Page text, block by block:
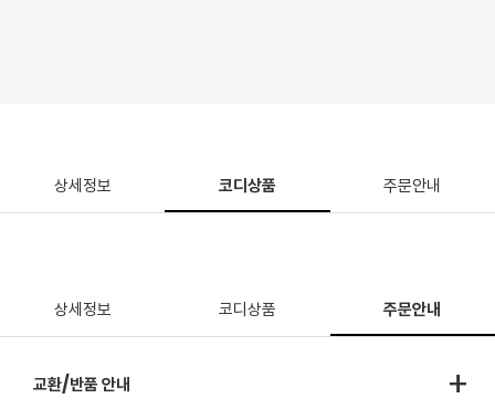
상세정보 코디상품 주문안내
상세정보 코디상품 주문안내
교환/반품 안내 +